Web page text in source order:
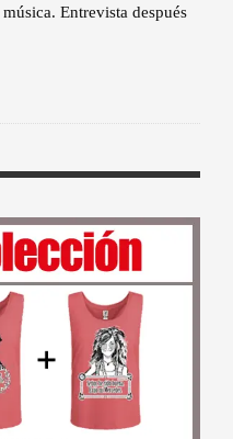
Entrevista después